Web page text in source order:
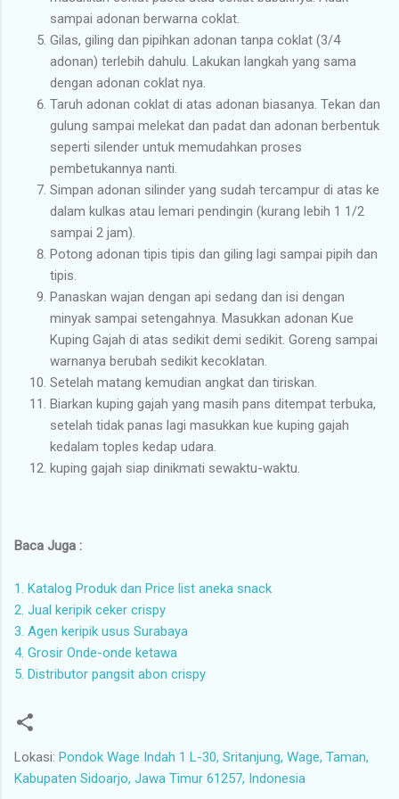
sampai adonan berwarna coklat.
Gilas, giling dan pipihkan adonan tanpa coklat (3/4
adonan) terlebih dahulu. Lakukan langkah yang sama
dengan adonan coklat nya.
Taruh adonan coklat di atas adonan biasanya. Tekan dan
gulung sampai melekat dan padat dan adonan berbentuk
seperti silender untuk memudahkan proses
pembetukannya nanti.
Simpan adonan silinder yang sudah tercampur di atas ke
dalam kulkas atau lemari pendingin (kurang lebih 1 1/2
sampai 2 jam).
Potong adonan tipis tipis dan giling lagi sampai pipih dan
tipis.
Panaskan wajan dengan api sedang dan isi dengan
minyak sampai setengahnya. Masukkan adonan Kue
Kuping Gajah di atas sedikit demi sedikit. Goreng sampai
warnanya berubah sedikit kecoklatan.
Setelah matang kemudian angkat dan tiriskan.
Biarkan kuping gajah yang masih pans ditempat terbuka,
setelah tidak panas lagi masukkan kue kuping gajah
kedalam toples kedap udara.
kuping gajah siap dinikmati sewaktu-waktu.
Baca Juga :
1. Katalog Produk dan Price list aneka snack
2. Jual keripik ceker crispy
3. Agen keripik usus Surabaya
4. Grosir Onde-onde ketawa
5. Distributor pangsit abon crispy
Lokasi: Pondok Wage Indah 1 L-30, Sritanjung, Wage, Taman,
Kabupaten Sidoarjo, Jawa Timur 61257, Indonesia